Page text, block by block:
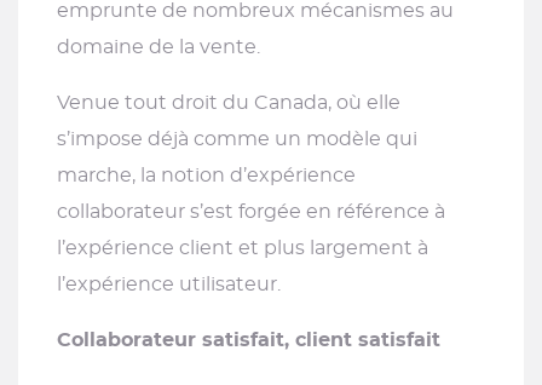
emprunte de nombreux mécanismes au
domaine de la vente.
Venue tout droit du Canada, où elle
s’impose déjà comme un modèle qui
marche, la notion d’expérience
collaborateur s’est forgée en référence à
l’expérience client et plus largement à
l’expérience utilisateur.
Collaborateur satisfait, client satisfait